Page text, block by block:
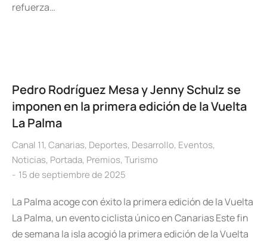
refuerza…
Pedro Rodríguez Mesa y Jenny Schulz se
imponen en la primera edición de la Vuelta
La Palma
Canal 11, Canarias, Deportes, Desarrollo, Eventos,
Noticias, Portada, Premios, Turismo
15 de septiembre de 2025
La Palma acoge con éxito la primera edición de la Vuelta
La Palma, un evento ciclista único en Canarias Este fin
de semana la isla acogió la primera edición de la Vuelta